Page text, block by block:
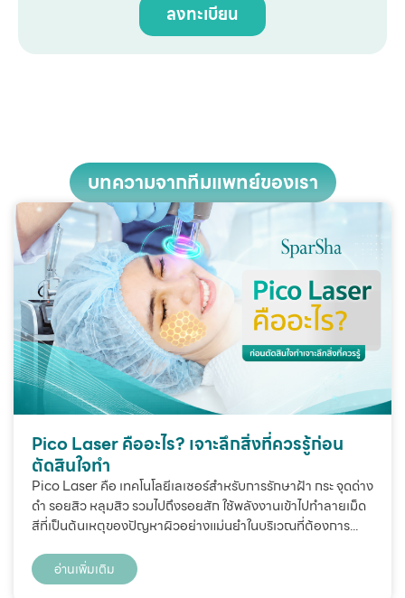
ลงทะเบียน
บทความจากทีมแพทย์ของเรา
Pico Laser คืออะไร? เจาะลึกสิ่งที่ควรรู้ก่อน
ตัดสินใจทำ
Pico Laser คือ เทคโนโลยีเลเซอร์สำหรับการรักษาฝ้า กระ จุดด่าง
ดำ รอยสิว หลุมสิว รวมไปถึงรอยสัก ใช้พลังงานเข้าไปทำลายเม็ด
สีที่เป็นต้นเหตุของปัญหาผิวอย่างแม่นยำในบริเวณที่ต้องการ...
อ่านเพิ่มเติม